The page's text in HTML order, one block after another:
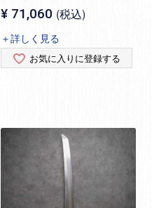
¥ 71,060 税込
＋詳しく見る
お気に入りに登録する